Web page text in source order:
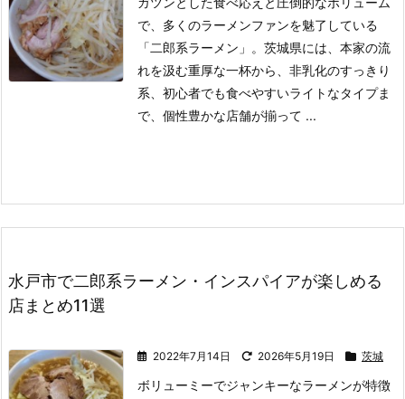
で、多くのラーメンファンを魅了している
「二郎系ラーメン」。 茨城県には、本家の流
れを汲む重厚な一杯から、非乳化のすっきり
系、初心者でも食べやすいライトなタイプま
で、個性豊かな店舗が揃って ...
水戸市で二郎系ラーメン・インスパイアが楽しめる
店まとめ11選
2022年7月14日 2026年5月19日 茨城
ボリューミーでジャンキーなラーメンが特徴